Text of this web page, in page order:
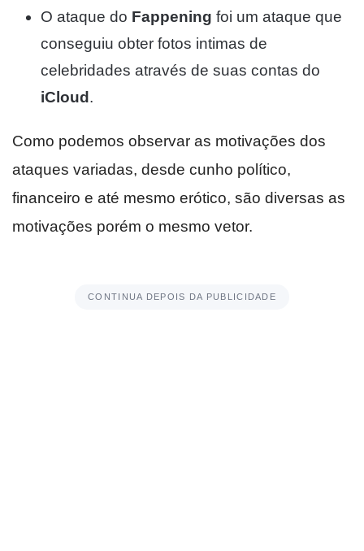
O ataque do Fappening foi um ataque que
conseguiu obter fotos intimas de
celebridades através de suas contas do
iCloud.
Como podemos observar as motivações dos
ataques variadas, desde cunho político,
financeiro e até mesmo erótico, são diversas as
motivações porém o mesmo vetor.
CONTINUA DEPOIS DA PUBLICIDADE